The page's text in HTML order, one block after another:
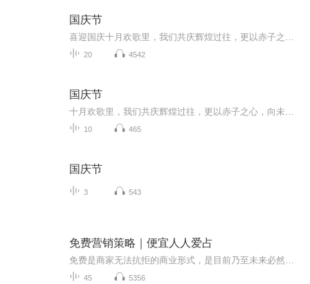
国庆节
20 4542
国庆节
10 465
国庆节
3 543
免费营销策略｜便宜人人爱占
45 5356